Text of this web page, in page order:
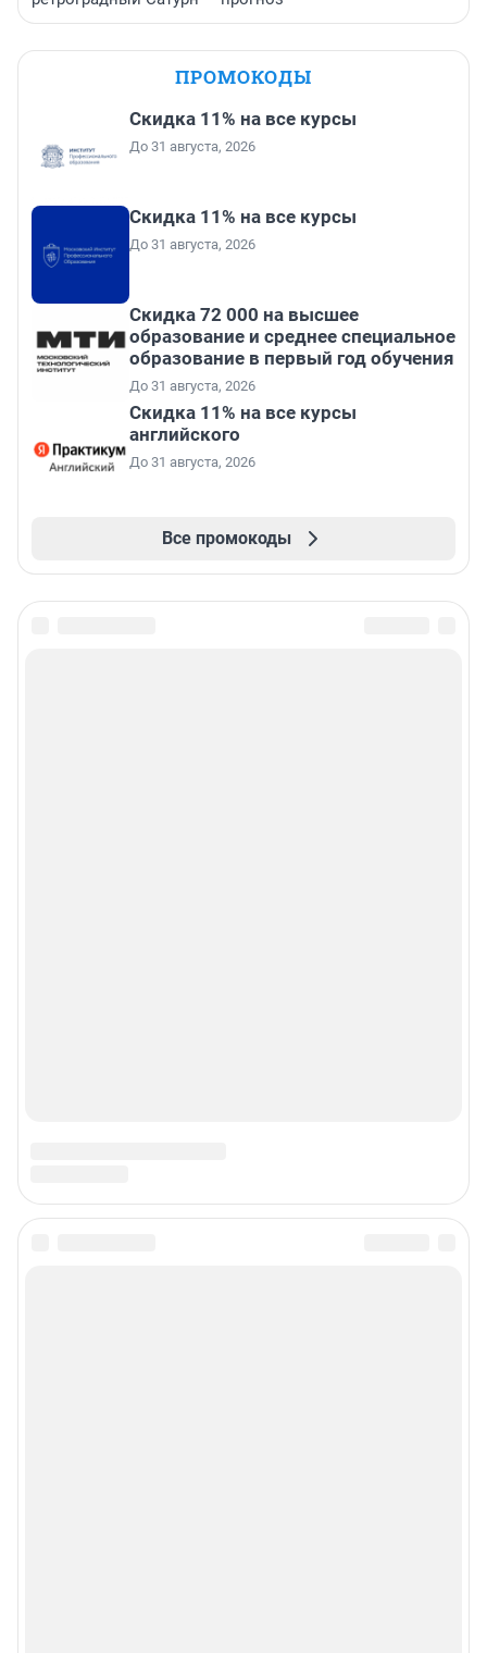
ПРОМОКОДЫ
Скидка 11% на все курсы
До 31 августа, 2026
Скидка 11% на все курсы
До 31 августа, 2026
Скидка 72 000 на высшее
образование и среднее специальное
образование в первый год обучения
До 31 августа, 2026
Скидка 11% на все курсы
английского
До 31 августа, 2026
Все промокоды